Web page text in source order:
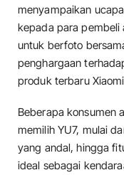
menyampaikan
kepada para pembeli
untuk berfoto
penghargaan
produk terbaru
Beberapa konsumen
memilih YU7, mulai
yang andal, hingga
ideal sebagai